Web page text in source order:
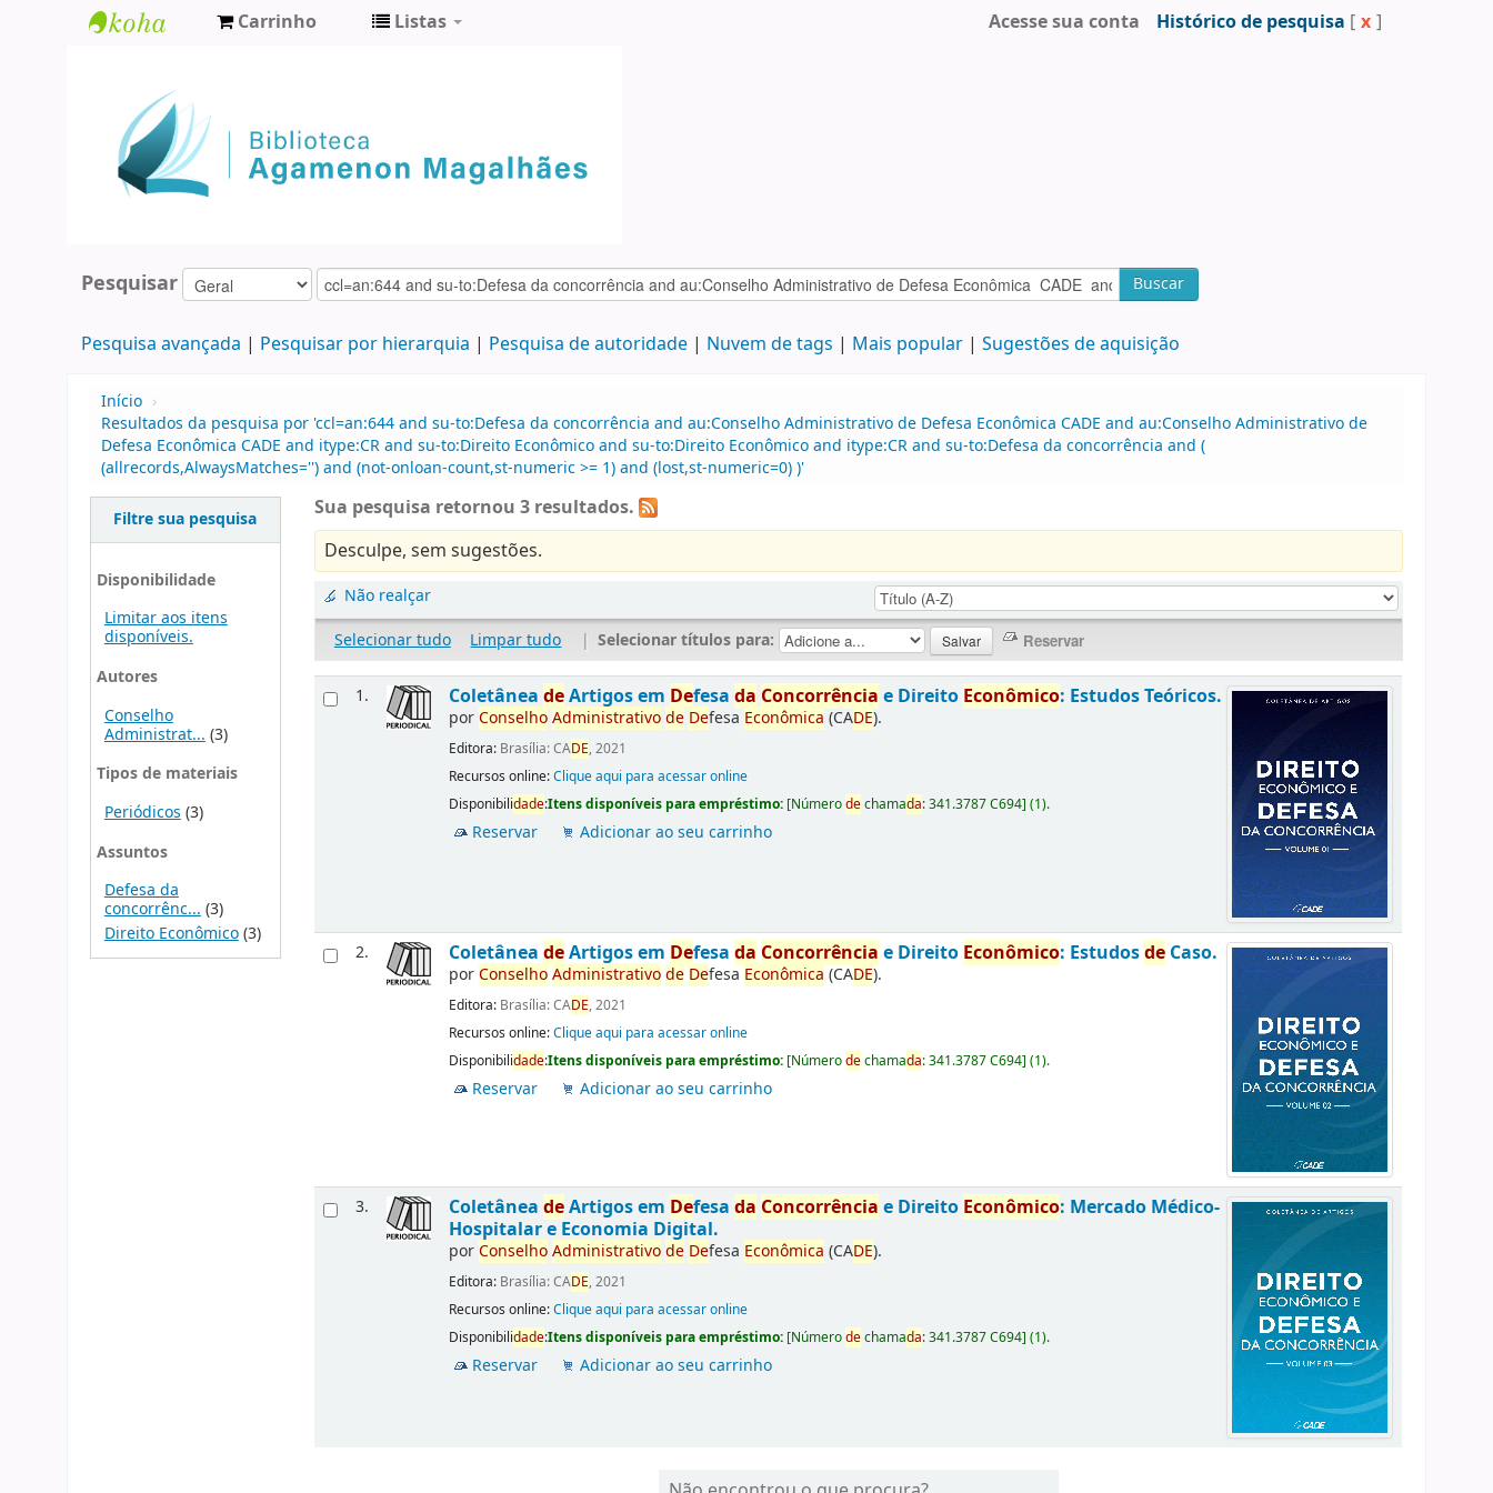
Agamenon
Magalhães
Carrinho Listas Acesse sua conta Histórico de pesquisa [ x ]
Pesquisar Buscar
Pesquisa avançada Pesquisar por hierarquia Pesquisa de autoridade Nuvem de tags Mais popular Sugestões de aquisição
Início ›
Resultados da pesquisa por 'ccl=an:644 and su-to:Defesa da concorrência and au:Conselho Administrativo de Defesa Econômica CADE and au:Conselho Administrativo de
Defesa Econômica CADE and itype:CR and su-to:Direito Econômico and su-to:Direito Econômico and itype:CR and su-to:Defesa da concorrência and (
(allrecords,AlwaysMatches='') and (not-onloan-count,st-numeric >= 1) and (lost,st-numeric=0) )'
Filtre sua pesquisa
Disponibilidade
Limitar aos itens
disponíveis.
Autores
Conselho
Administrat... (3)
Tipos de materiais
Periódicos (3)
Assuntos
Defesa da
concorrênc...(3)
Direito Econômico(3)
Sua pesquisa retornou 3 resultados.
Desculpe, sem sugestões.
Não realçar
Selecionar tudo
Limpar tudo | Selecionar títulos para:
1. ColetâneadeArtigos em Defesada Concorrência e Direito Econômico: Estudos Teóricos.
porConselhoAdministrativode Defesa Econômica (CADE).
Editora: Brasília: CADE, 2021
Recursos online:Clique aqui para acessar online
Disponibilidade:Itens disponíveis para empréstimo: [Númerodechamada:341.3787 C694](1).
Reservar Adicionar ao seu carrinho
2. ColetâneadeArtigos em Defesada Concorrência e Direito Econômico: Estudosde Caso.
porConselhoAdministrativode Defesa Econômica (CADE).
Editora: Brasília: CADE, 2021
Recursos online:Clique aqui para acessar online
Disponibilidade:Itens disponíveis para empréstimo: [Númerodechamada:341.3787 C694](1).
Reservar Adicionar ao seu carrinho
3. ColetâneadeArtigos em Defesada Concorrência e Direito Econômico: Mercado Médico-
Hospitalar e Economia Digital.
porConselhoAdministrativode Defesa Econômica (CADE).
Editora: Brasília: CADE, 2021
Recursos online:Clique aqui para acessar online
Disponibilidade:Itens disponíveis para empréstimo: [Númerodechamada:341.3787 C694](1).
Reservar Adicionar ao seu carrinho